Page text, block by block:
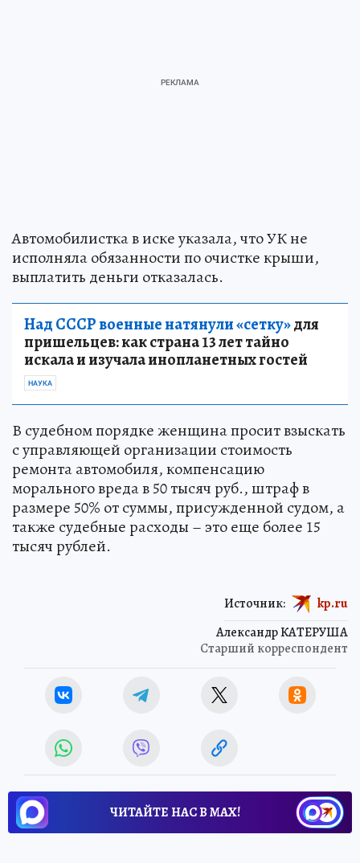
Автомобилистка в иске указала, что УК не
исполняла обязанности по очистке крыши,
выплатить деньги отказалась.
Над СССР военные натянули «сетку»для
пришельцев: как страна 13 лет тайно
искала и изучала инопланетных гостей
В судебном порядке женщина просит взыскать
с управляющей организации стоимость
ремонта автомобиля, компенсацию
морального вреда в 50 тысяч руб., штраф в
размере 50% от суммы, присужденной судом, а
также судебные расходы – это еще более 15
Александр КАТЕРУША
Источник: kp.ru